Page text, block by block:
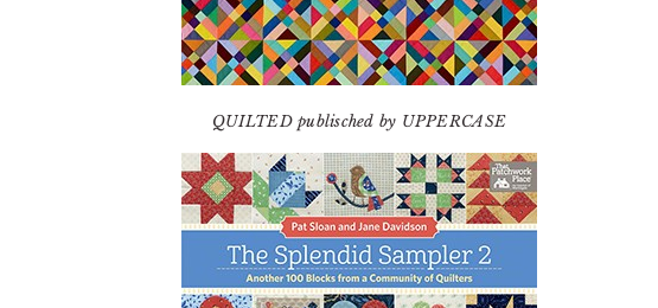
QUILTED publisched by UPPERCASE